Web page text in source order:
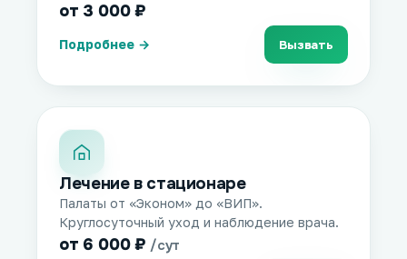
от 3 000 ₽
Подробнее → Вызвать
Лечение в стационаре
Палаты от «Эконом» до «ВИП».
Круглосуточный уход и наблюдение врача.
от 6 000 ₽ /сут